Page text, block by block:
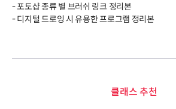
- 포토샵 종류 별 브러쉬 링크 정리본
- 디지털 드로잉 시 유용한 프로그램 정리본
클래스 추천